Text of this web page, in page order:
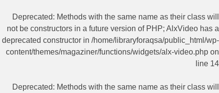
Deprecated: Methods with the same name as their class will
not be constructors in a future version of PHP; AlxVideo has a
deprecated constructor in /home/libraryforaqsa/public_html/wp-
content/themes/magaziner/functions/widgets/alx-video.php on
line 14
Deprecated: Methods with the same name as their class will